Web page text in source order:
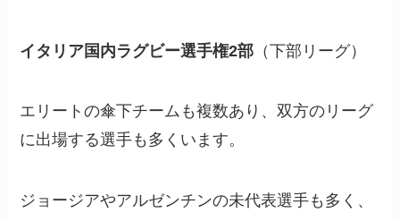
イタリア国内ラグビー選手権2部 （下部リーグ）
エリートの傘下チームも複数あり、双方のリーグ
に出場する選手も多くいます。
ジョージアやアルゼンチンの未代表選手も多く、